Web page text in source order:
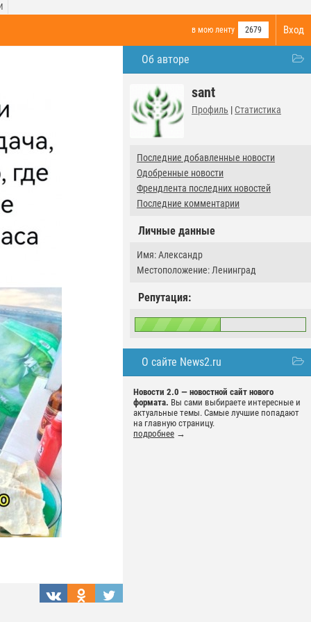
Вход
в мою ленту 2679
Об авторе
sant
Профиль | Статистика
Последние добавленные новости
Одобренные новости
Френдлента последних новостей
Последние комментарии
Личные данные
Имя: Александр
Местоположение: Ленинград
Репутация:
О сайте News2.ru
Новости 2.0 — новостной сайт нового
формата. Вы сами выбираете интересные и
актуальные темы. Самые лучшие попадают
на главную страницу.
подробнее →